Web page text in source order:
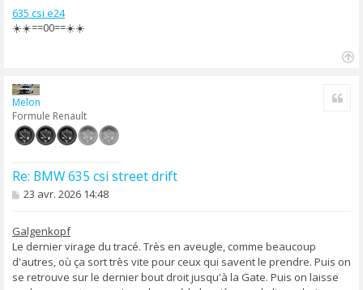
635 csi e24
☀️☀️==00==☀️☀️
Melon
Formule Renault
Re: BMW 635 csi street drift
M
s
a
g
e
23 avr. 2026 14:48
Galgenkopf
Le dernier virage du tracé. Très en aveugle, comme beaucoup
d'autres, où ça sort très vite pour ceux qui savent le prendre. Puis on
se retrouve sur le dernier bout droit jusqu'à la Gate. Puis on laisse